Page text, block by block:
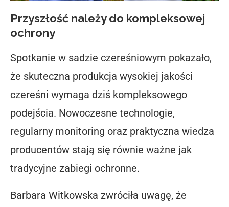
Przyszłość należy do kompleksowej
ochrony
Spotkanie w sadzie czereśniowym pokazało,
że skuteczna produkcja wysokiej jakości
czereśni wymaga dziś kompleksowego
podejścia. Nowoczesne technologie,
regularny monitoring oraz praktyczna wiedza
producentów stają się równie ważne jak
tradycyjne zabiegi ochronne.
Barbara Witkowska zwróciła uwagę, że